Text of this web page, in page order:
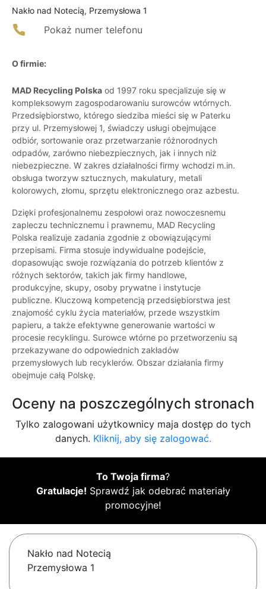
Nakło nad Notecią, Przemysłowa 1
Pokaż numer telefonu
O firmie:
MAD Recycling Polska od 1997 roku specjalizuje się w
kompleksowym zagospodarowaniu surowców wtórnych.
Przedsiębiorstwo, którego siedziba mieści się w Paterku
przy ul. Przemysłowej 1, świadczy usługi obejmujące
odbiór, sortowanie oraz przetwarzanie różnorodnych
odpadów, zarówno niebezpiecznych, jak i innych niż
niebezpieczne. W zakres działalności firmy wchodzi m.in.
obsługa tworzyw sztucznych, makulatury, metali
kolorowych, złomu, sprzętu elektronicznego oraz azbestu.
Dzięki profesjonalnemu zespołowi oraz nowoczesnemu
zapleczu technicznemu i prawnemu, MAD Recycling
Polska realizuje zadania zgodnie z obowiązującymi
przepisami. Firma stosuje indywidualne podejście,
dopasowując swoje rozwiązania do potrzeb klientów z
różnych sektorów, takich jak firmy handlowe,
produkcyjne, skupy, osoby prywatne i instytucje
publiczne. Kluczową kompetencją przedsiębiorstwa jest
znajomość cyklu życia materiałów, przede wszystkim
papieru, a także efektywne generowanie wartości w
procesie recyklingu. Surowce wtórne po przetworzeniu są
przekazywane do odpowiednich zakładów
przemysłowych lub recyklerów. Obszar działania firmy
obejmuje całą Polskę.
Oceny na poszczególnych stronach
Tylko zalogowani użytkownicy maja dostęp do tych
danych. Kliknij, aby się zalogować.
To Twoja firma?
Gratulacje! Sprawdź jak odebrać materiały
promocyjne!
Nakło nad Notecią
Przemysłowa 1